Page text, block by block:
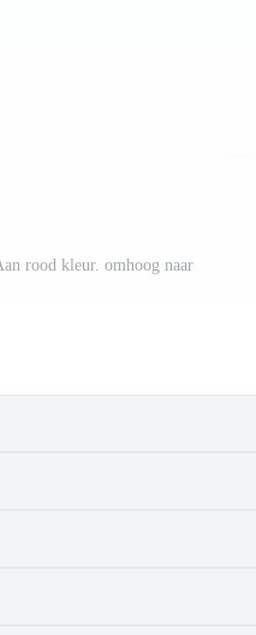
rood kleur. omhoog naar